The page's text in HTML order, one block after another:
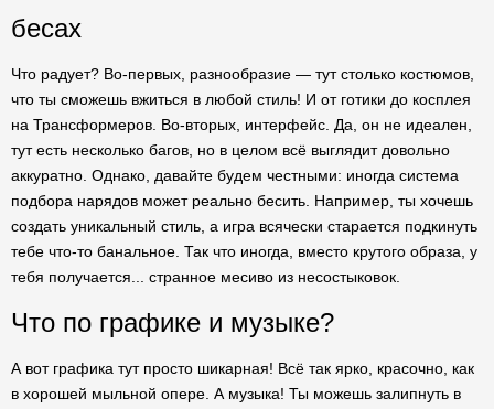
бесах
Что радует? Во-первых, разнообразие — тут столько костюмов,
что ты сможешь вжиться в любой стиль! И от готики до косплея
на Трансформеров. Во-вторых, интерфейс. Да, он не идеален,
тут есть несколько багов, но в целом всё выглядит довольно
аккуратно. Однако, давайте будем честными: иногда система
подбора нарядов может реально бесить. Например, ты хочешь
создать уникальный стиль, а игра всячески старается подкинуть
тебе что-то банальное. Так что иногда, вместо крутого образа, у
тебя получается... странное месиво из несостыковок.
Что по графике и музыке?
А вот графика тут просто шикарная! Всё так ярко, красочно, как
в хорошей мыльной опере. А музыка! Ты можешь залипнуть в